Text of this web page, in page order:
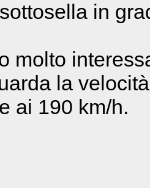
in
molto
la
ai 190 km/h.